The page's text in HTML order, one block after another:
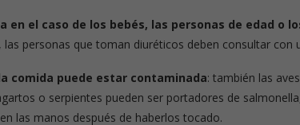
en el caso de los bebés, las personas de edad o
personas que toman diuréticos deben consultar con
comida puede estar contaminada: también las
o serpientes pueden ser portadores de
las manos después de haberlos tocado.